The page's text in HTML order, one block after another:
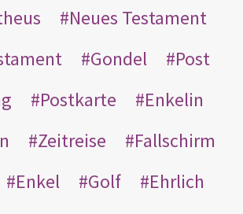
Neues Testament
Gondel
Post
Postkarte
Enkelin
Zeitreise
Fallschirm
Enkel Golf
Ehrlich